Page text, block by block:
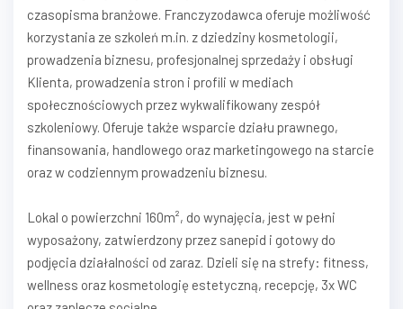
czasopisma branżowe. Franczyzodawca oferuje możliwość
korzystania ze szkoleń m.in. z dziedziny kosmetologii,
prowadzenia biznesu, profesjonalnej sprzedaży i obsługi
Klienta, prowadzenia stron i profili w mediach
społecznościowych przez wykwalifikowany zespół
szkoleniowy. Oferuje także wsparcie działu prawnego,
finansowania, handlowego oraz marketingowego na starcie
oraz w codziennym prowadzeniu biznesu.
Lokal o powierzchni 160m², do wynajęcia, jest w pełni
wyposażony, zatwierdzony przez sanepid i gotowy do
podjęcia działalności od zaraz. Dzieli się na strefy: fitness,
wellness oraz kosmetologię estetyczną, recepcję, 3x WC